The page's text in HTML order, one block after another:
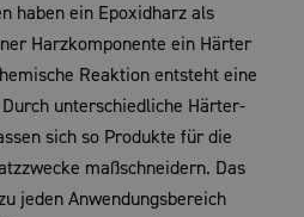
haben ein Epoxidharz als
Harzkomponente ein Härter
Reaktion entsteht eine
unterschiedliche Härter-
sich so Produkte für die
maßschneidern. Das
jeden Anwendungsbereich